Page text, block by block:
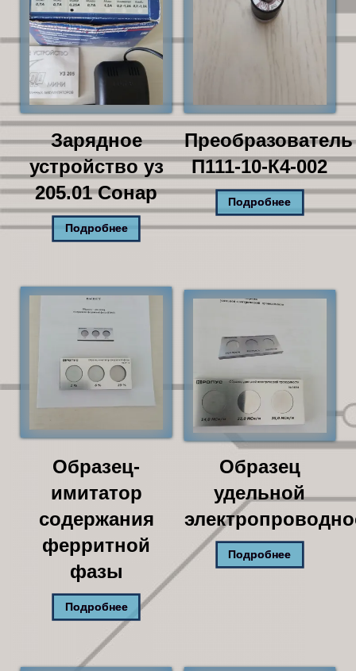
Зарядное
устройство уз
205.01 Сонар
Подробнее
Преобразователь
П111-10-К4-002
Подробнее
Образец-
имитатор
содержания
ферритной
фазы
Подробнее
Образец
удельной
Подробнее